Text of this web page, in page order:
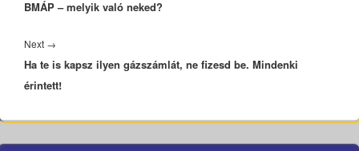
BMÁP – melyik való neked?
Next →
post:
Ha te is kapsz ilyen gázszámlát, ne fizesd be. Mindenki
érintett!